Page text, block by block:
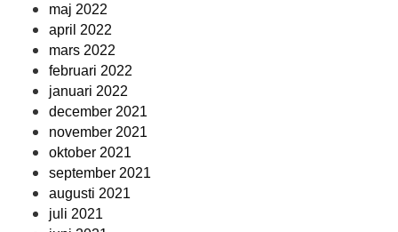
maj 2022
april 2022
mars 2022
februari 2022
januari 2022
december 2021
november 2021
oktober 2021
september 2021
augusti 2021
juli 2021